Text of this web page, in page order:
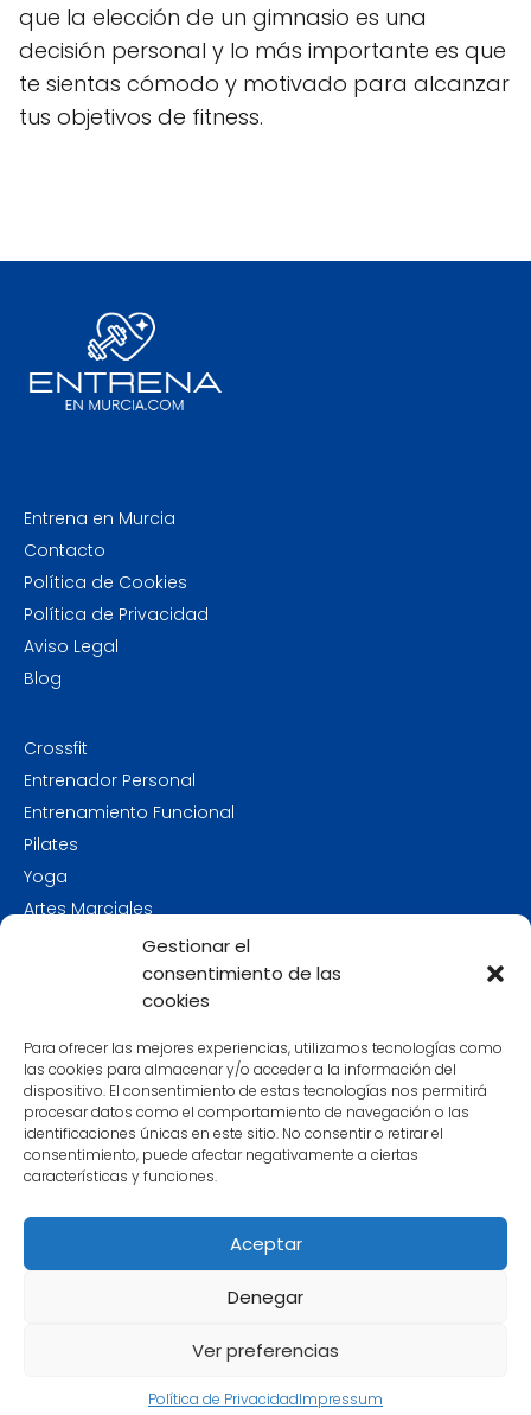
Gestionar el
consentimiento de las
cookies
Para ofrecer las mejores experiencias, utilizamos tecnologías como
las cookies para almacenar y/o acceder a la información del
dispositivo. El consentimiento de estas tecnologías nos permitirá
procesar datos como el comportamiento de navegación o las
identificaciones únicas en este sitio. No consentir o retirar el
consentimiento, puede afectar negativamente a ciertas
características y funciones.
Aceptar
Denegar
Ver preferencias
Política de PrivacidadImpressum
que la elección de un gimnasio es una
decisión personal y lo más importante es que
te sientas cómodo y motivado para alcanzar
tus objetivos de fitness.
Entrena en Murcia
Contacto
Política de Cookies
Política de Privacidad
Aviso Legal
Blog
Crossfit
Entrenador Personal
Entrenamiento Funcional
Pilates
Yoga
Artes Marciales
Polideportivos en Murcia
Centros Deportivos
Pistas de Padel
Rocódromos en Murcia
Los Mejores Centros de Boxeo en Murcia
Gimnasios en Murcia
Gimnasios en Molina de Segura